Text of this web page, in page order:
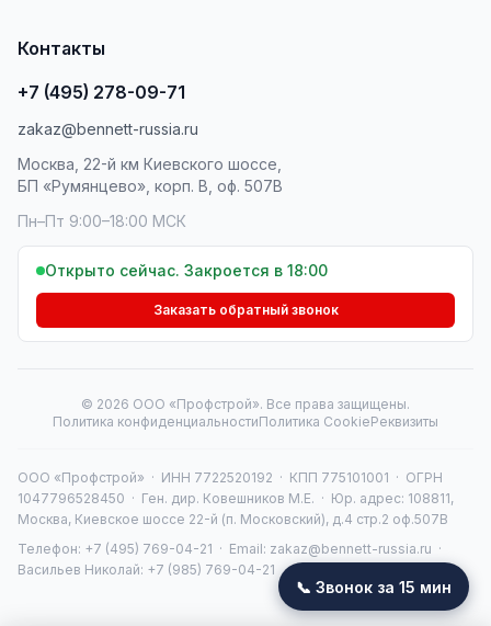
Контакты
+7 (495) 278-09-71
zakaz@bennett-russia.ru
Москва, 22-й км Киевского шоссе,
БП «Румянцево», корп. В, оф. 507В
Пн–Пт 9:00–18:00 МСК
Открыто сейчас. Закроется в 18:00
Заказать обратный звонок
© 2026 ООО «Профстрой». Все права защищены.
Политика конфиденциальностиПолитика CookieРеквизиты
ООО «Профстрой» · ИНН 7722520192 · КПП 775101001 · ОГРН
1047796528450 · Ген. дир. Ковешников М.Е. · Юр. адрес: 108811,
Москва, Киевское шоссе 22-й (п. Московский), д.4 стр.2 оф.507В
Телефон: +7 (495) 769-04-21 · Email: zakaz@bennett-russia.ru ·
Васильев Николай: +7 (985) 769-04-21
📞 Звонок за 15 мин